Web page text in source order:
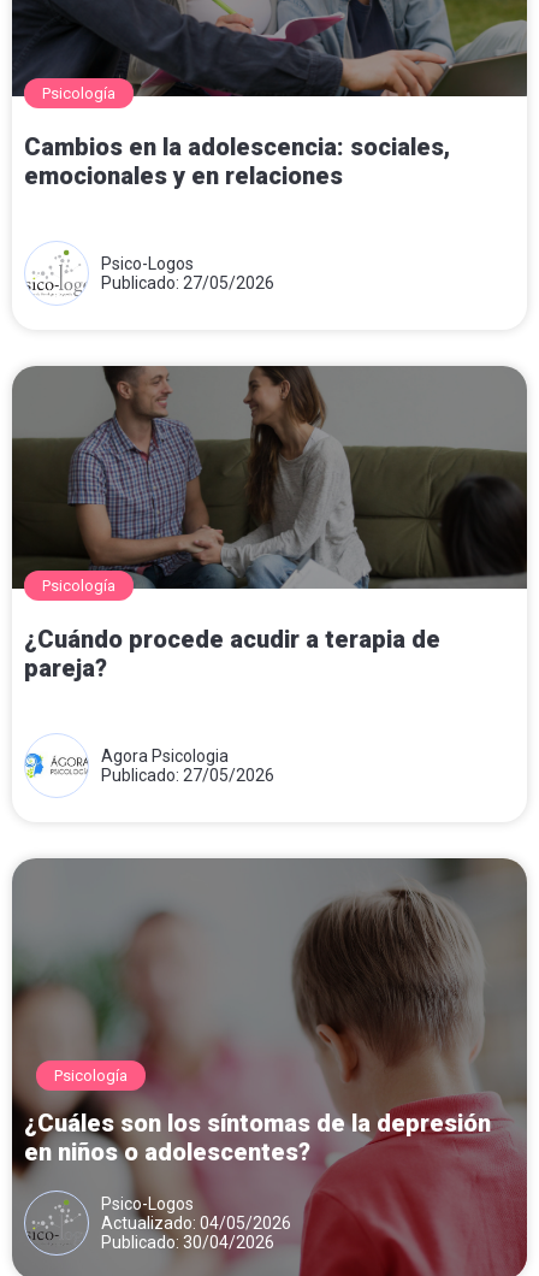
Psicología
Cambios en la adolescencia: sociales,
emocionales y en relaciones
Psico-Logos
Publicado: 27/05/2026
Psicología
¿Cuándo procede acudir a terapia de
pareja?
Agora Psicologia
Publicado: 27/05/2026
Psicología
¿Cuáles son los síntomas de la depresión
en niños o adolescentes?
Psico-Logos
Actualizado: 04/05/2026
Publicado: 30/04/2026